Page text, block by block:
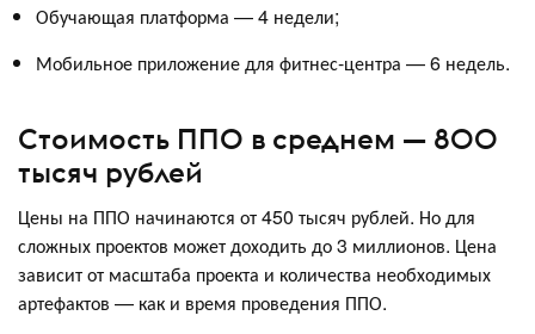
Обучающая платформа — 4 недели;
Мобильное приложение для фитнес-центра — 6 недель.
Стоимость ППО в среднем — 800
тысяч рублей
Цены на ППО начинаются от 450 тысяч рублей. Но для
сложных проектов может доходить до 3 миллионов. Цена
зависит от масштаба проекта и количества необходимых
артефактов — как и время проведения ППО.